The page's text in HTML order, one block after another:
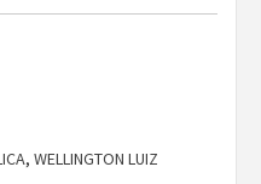
, WELLINGTON LUIZ